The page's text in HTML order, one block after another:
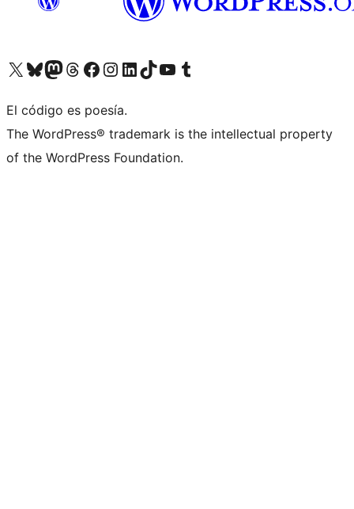
Visita nuestra cuenta de X (anteriormente Twitter)
Visita nuestra cuenta de Bluesky
Visita nuestra cuenta de Mastodon
Visita nuestra cuenta de Threads
Visita nuestra página de Facebook
Visita nuestra cuenta de Instagram
Visita nuestra cuenta de LinkedIn
Visita nuestra cuenta de TikTok
Visita nuestro canal de YouTube
Visita nuestra cuenta de Tumblr
El código es poesía.
The WordPress® trademark is the intellectual property
of the WordPress Foundation.